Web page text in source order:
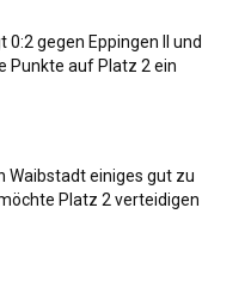
0:2 gegen Eppingen II und
Punkte auf Platz 2 ein
Waibstadt einiges gut zu
Platz 2 verteidigen